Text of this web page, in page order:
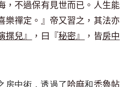
，不過保有見世而已。人生能
樂禪定。』帝又習之，其法亦
揲兒』 ，曰『 秘密』 ，皆房中
房中術，透過了哈麻和禿魯帖